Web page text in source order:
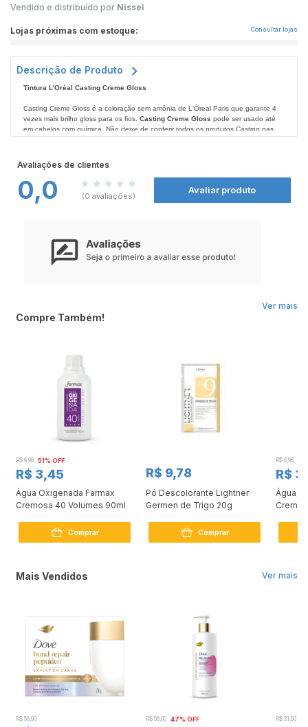
Vendido e distribuído por Nissei
Lojas próximas com estoque: Consultar lojas
Descrição de Produto
Tintura L’Oréal Casting Creme Gloss
Casting Creme Gloss é a coloração sem amônia de L'Óreal Paris que garante 4
vezes mais brilho gloss para os fios. Casting Creme Gloss pode ser usado até
em cabelos com química. Não deixe de conferir todos os produtos Casting nas
Farmácias Nissei.
Modo de Usar:
Você encontrará o passo-a-passo e todas as informações necessárias para que
sua aplicação seja um sucesso no folheto de instruções.
Avaliações de clientes
0,0 (0 avaliações)
Avaliar produto
Ver mais
Compre Também!
R$ 6,98 51% OFF
R$ 3,45
Água Oxigenada Farmax
Cremosa 40 Volumes 90ml
Comprar
R$ 9,78
Pó Descolorante Lightner
Germen de Trigo 20g
Comprar
R$ 6,98
R$
Água
Ver mais
Mais Vendidos
R$ 56,90 R$ 56,90 47% OFF R$ 31,90